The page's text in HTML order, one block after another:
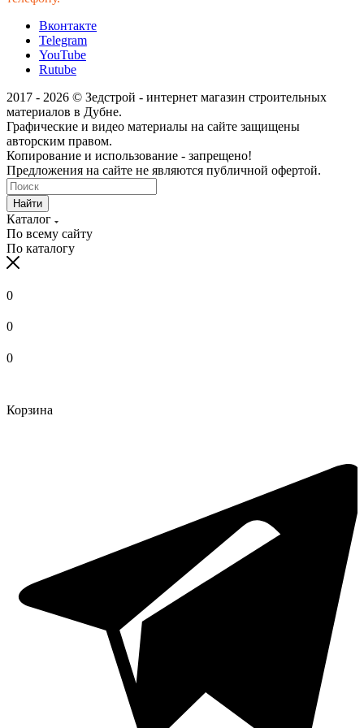
Вконтакте
Telegram
YouTube
Rutube
2017 - 2026 © Зедстрой - интернет магазин строительных
материалов в Дубне.
Графические и видео материалы на сайте защищены
авторским правом.
Копирование и использование - запрещено!
Предложения на сайте не являются публичной офертой.
Найти
Каталог
По всему сайту
По каталогу
0
0
0
Корзина